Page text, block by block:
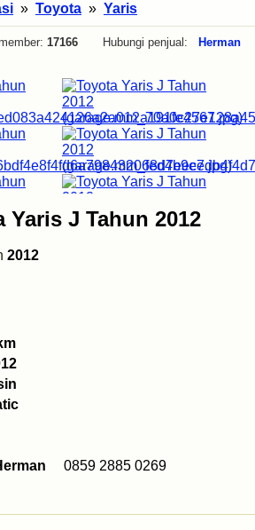
» Toyota » Yaris
17166 Hubungi penjual:
Herman
Yaris J Tahun 2012
2012
0859 2885 0269